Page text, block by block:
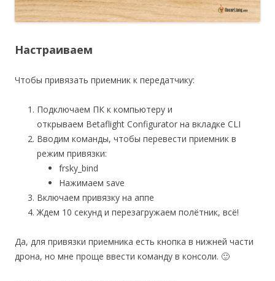
Настраиваем
Чтобы привязать приемник к передатчику:
Подключаем ПК к компьютеру и
открываем Betaflight Configurator на вкладке CLI
Вводим команды, чтобы перевести приемник в
режим привязки:
frsky_bind
Нажимаем save
Включаем привязку на аппе
Ждем 10 секунд и перезагружаем полётник, всё!
Да, для привязки приемника есть кнопка в нижней части
дрона, но мне проще ввести команду в консоли. 🙂